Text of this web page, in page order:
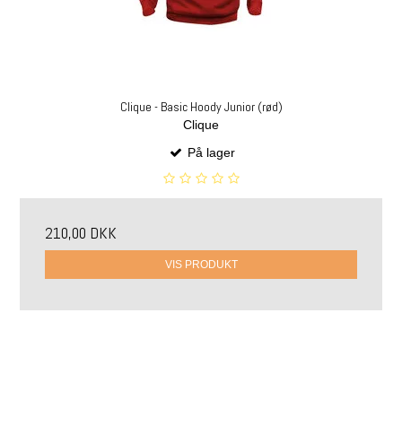
Clique - Basic Hoody Junior (rød)
Clique
På lager
210,00 DKK
VIS PRODUKT